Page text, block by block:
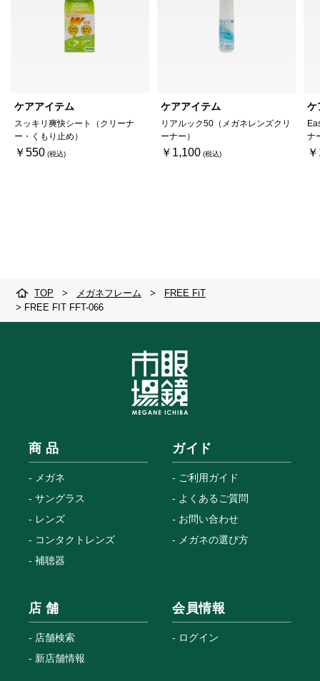
ケアアイテム
スッキリ爽快シート（クリーナ
ー・くもり止め）
￥550
ケアアイテム
リアルック50（メガネレンズクリ
ーナー）
￥1,100
ケ
ナ
TOP > メガネフレーム >
FREE FiT
> FREE FIT FFT-066
商 品
メガネ
サングラス
レンズ
コンタクトレンズ
補聴器
ガイド
ご利用ガイド
よくあるご質問
お問い合わせ
メガネの選び方
店 舗
店舗検索
新店舗情報
会員情報
ログイン